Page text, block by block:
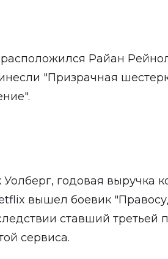
Райан
"Призрачная
годовая выручка
вышел боевик
ставший третьей
сервиса.